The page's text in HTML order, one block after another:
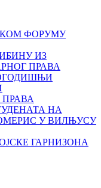
ФОРУМУ
ИЗ
ПРАВА
НА
У ВИЛЊУСУ
ГАРНИЗОНА